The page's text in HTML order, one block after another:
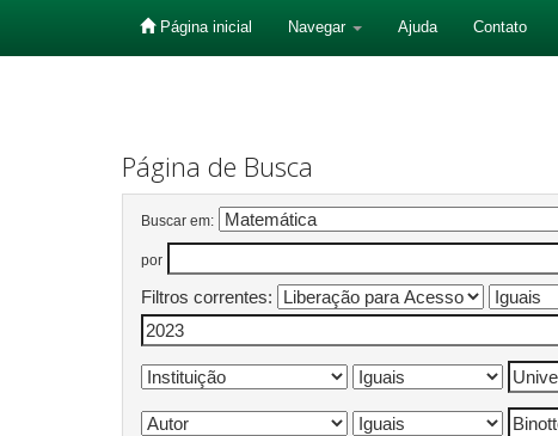
Página inicial Navegar Ajuda Contato
Página de Busca
Buscar em:
por
Filtros correntes: